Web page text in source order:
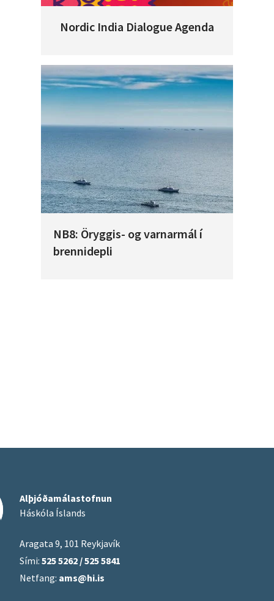
Nordic India Dialogue Agenda
NB8: Öryggis- og varnarmál í
brennidepli
Alþjóðamálastofnun
Háskóla Íslands
Aragata 9, 101 Reykjavík
Sími: 525 5262 / 525 5841
Netfang: ams@hi.is